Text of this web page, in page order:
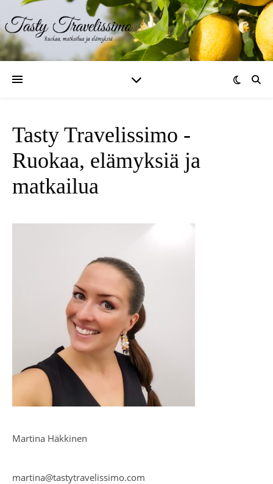
Tasty Travelissimo -
Ruokaa, elämyksiä ja
matkailua
Martina Häkkinen
martina@tastytravelissimo.com